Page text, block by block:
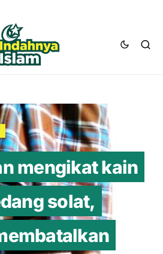
mengikat kain
solat,